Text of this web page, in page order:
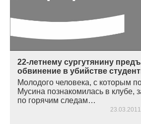
22-летнему сургутянину
обвинение в убийстве
Молодого человека, с которым
Мусина познакомилась в клубе,
по горячим следам…